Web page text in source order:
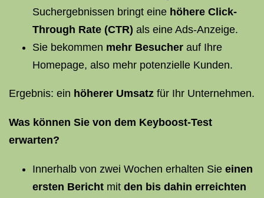
Suchergebnissen bringt eine höhere Click-
Through Rate (CTR) als eine Ads-Anzeige.
Sie bekommen mehr Besucher auf Ihre
Homepage, also mehr potenzielle Kunden.
Ergebnis: ein höherer Umsatz für Ihr Unternehmen.
Was können Sie von dem Keyboost-Test
erwarten?
Innerhalb von zwei Wochen erhalten Sie einen
ersten Bericht mit den bis dahin erreichten